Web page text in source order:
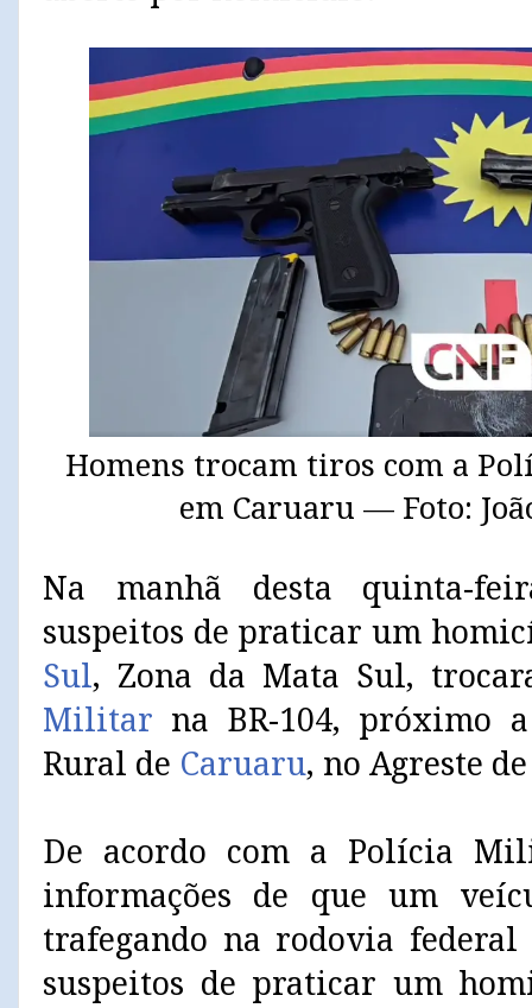
Homens trocam tiros com a
em Caruaru — Foto:
Na manhã desta quinta-
suspeitos de praticar um
Sul, Zona da Mata Sul,
Militar na BR-104, próximo
Rural de Caruaru, no Agreste
De acordo com a Polícia
informações de que um
trafegando na rodovia federal
suspeitos de praticar um